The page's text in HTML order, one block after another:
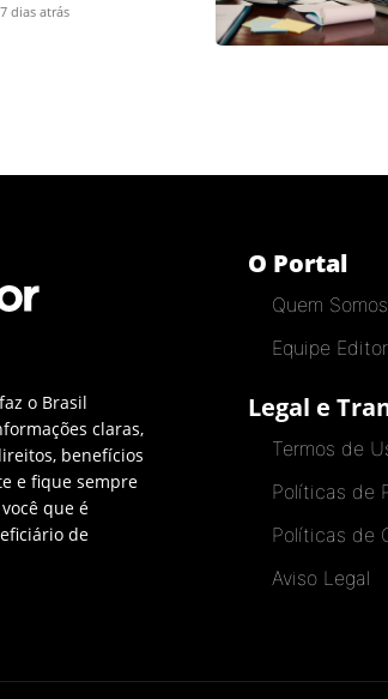
7 dias atrás
o Brasil
claras,
benefícios
e fique sempre
que é
de
O Portal
Quem Somos
Equipe
Legal e
Termos de
Políticas de
Políticas de
Aviso Legal